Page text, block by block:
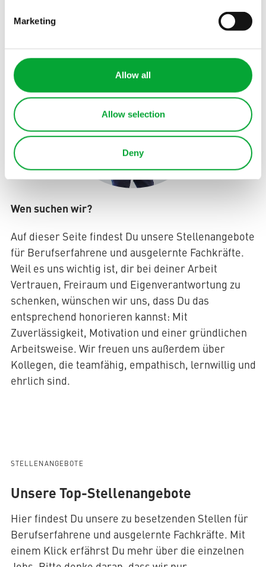
Marketing
Allow all
Allow selection
Deny
Wen suchen wir?
Auf dieser Seite findest Du unsere Stellenangebote
für Berufserfahrene und ausgelernte Fachkräfte.
Weil es uns wichtig ist, dir bei deiner Arbeit
Vertrauen, Freiraum und Eigenverantwortung zu
schenken, wünschen wir uns, dass Du das
entsprechend honorieren kannst: Mit
Zuverlässigkeit, Motivation und einer gründlichen
Arbeitsweise. Wir freuen uns außerdem über
Kollegen, die teamfähig, empathisch, lernwillig und
ehrlich sind.
STELLENANGEBOTE
Unsere Top-Stellenangebote
Hier findest Du unsere zu besetzenden Stellen für
Berufserfahrene und ausgelernte Fachkräfte. Mit
einem Klick erfährst Du mehr über die einzelnen